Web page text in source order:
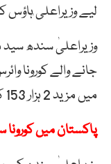
لیے وزیراعلی ٰہاؤس
وزیراعلیٰ سندھ سید
جانے والے کورونا
میں مزید 2 ہزار 153 کیسزرپورٹ ہوئے ہیں۔
پاکستان میں کورونا سے مزید 32